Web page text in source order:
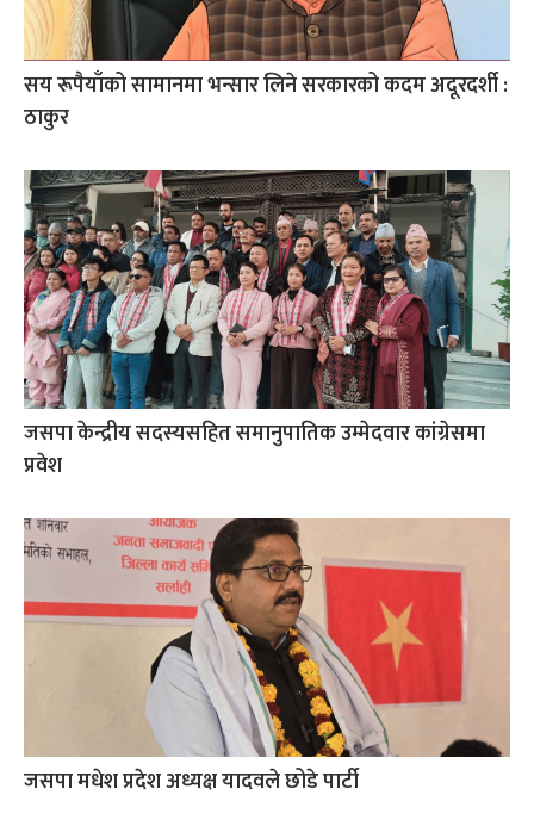
सय रूपैयाँको सामानमा भन्सार लिने सरकारको कदम अदूरदर्शी :
ठाकुर
जसपा केन्द्रीय सदस्यसहित समानुपातिक उम्मेदवार कांग्रेसमा
प्रवेश
जसपा मधेश प्रदेश अध्यक्ष यादवले छोडे पार्टी